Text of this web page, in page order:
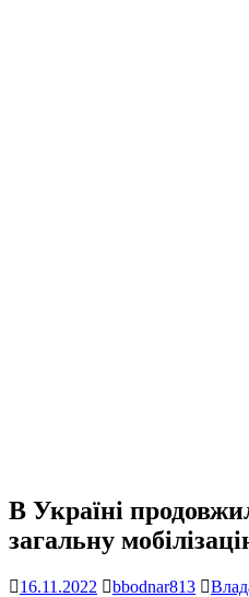
В Україні
загальну
16.11.2022 bbodnar813